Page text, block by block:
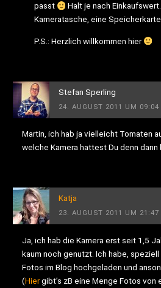
passt
Halt je nach
Kameratasche, eine
P.S.: Herzlich willkommen hier
Stefan Sperling
24. AUGUST 2011 UM 09:04
Martin, ich hab ja vielleicht Tomaten
welche Kamera hattest Du denn dann
Katja
23. AUGUST 2011 UM 21:47
Ja, ich hab die Kamera erst seit 1,5
kaum noch genutzt. Ich habe,
Fotos im Blog hochgeladen und
(Hiergibt’s zB eine Menge Fotos von